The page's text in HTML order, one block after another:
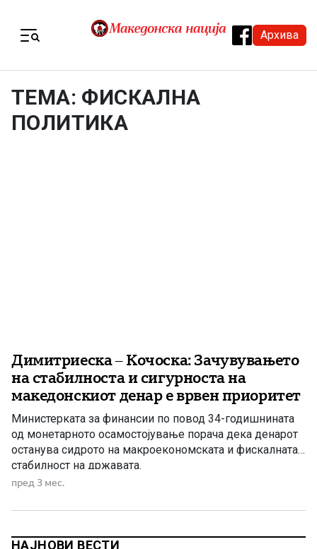
Архива
ТЕМА: ФИСКАЛНА
ПОЛИТИКА
Димитриеска – Кочоска: Зачувувањето
на стабилноста и сигурноста на
македонскиот денар е врвен приоритет
Министерката за финансии по повод 34-годишнината
од монетарното осамостојување порача дека денарот
останува сидрото на макроекономската и фискалната
стабилност на државата.
пред 3 мес.
НАЈНОВИ ВЕСТИ